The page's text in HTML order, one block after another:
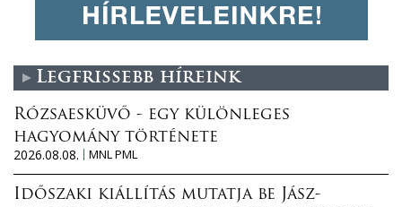
Legfrissebb híreink
Rózsaesküvő - egy különleges
hagyomány története
2026.08.08.
MNL PML
Időszaki kiállítás mutatja be Jász-